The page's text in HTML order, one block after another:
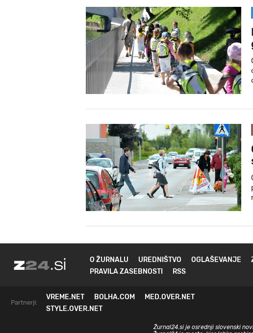
O ŽURNALU UREDNIŠTVO OGLAŠEVANJE
PRAVILA ZASEBNOSTI
RSS
Partnerji:
VREME.NET BOLHA.COM
MED.OVER.NET
STYLE.OVER.NET
Žurnal24.si je osrednji slovenski